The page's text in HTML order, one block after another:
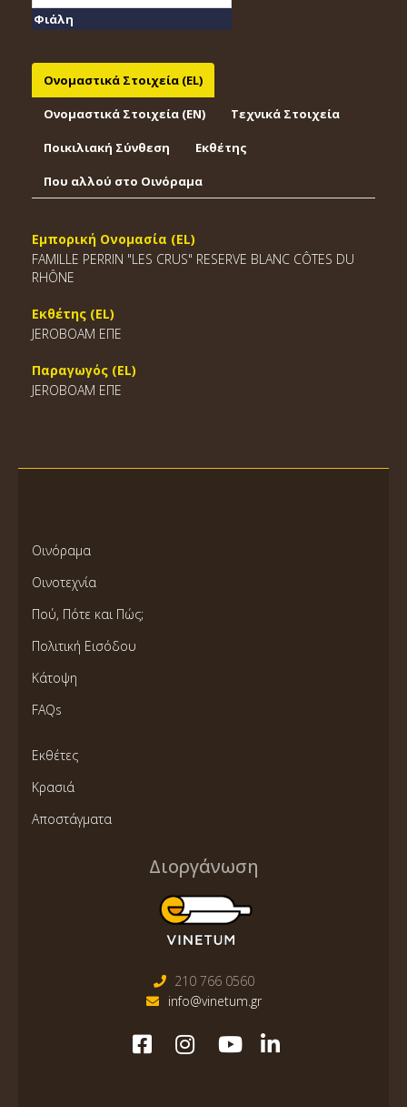
Φιάλη
Ονομαστικά Στοιχεία (EL)
Ονομαστικά Στοιχεία (EΝ) Τεχνικά Στοιχεία
Ποικιλιακή Σύνθεση Εκθέτης
Που αλλού στο Οινόραμα
Εμπορική Ονομασία (EL)
FAMILLE PERRIN "LES CRUS" RESERVE BLANC CÔTES DU
RHÔNE
Εκθέτης (EL)
JEROBOAM EΠΕ
Παραγωγός (EL)
JEROBOAM EΠΕ
Οινόραμα
Οινοτεχνία
Πού, Πότε και Πώς;
Πολιτική Εισόδου
Κάτοψη
FAQs
Εκθέτες
Κρασιά
Αποστάγματα
Διοργάνωση
210 766 0560
info@vinetum.gr